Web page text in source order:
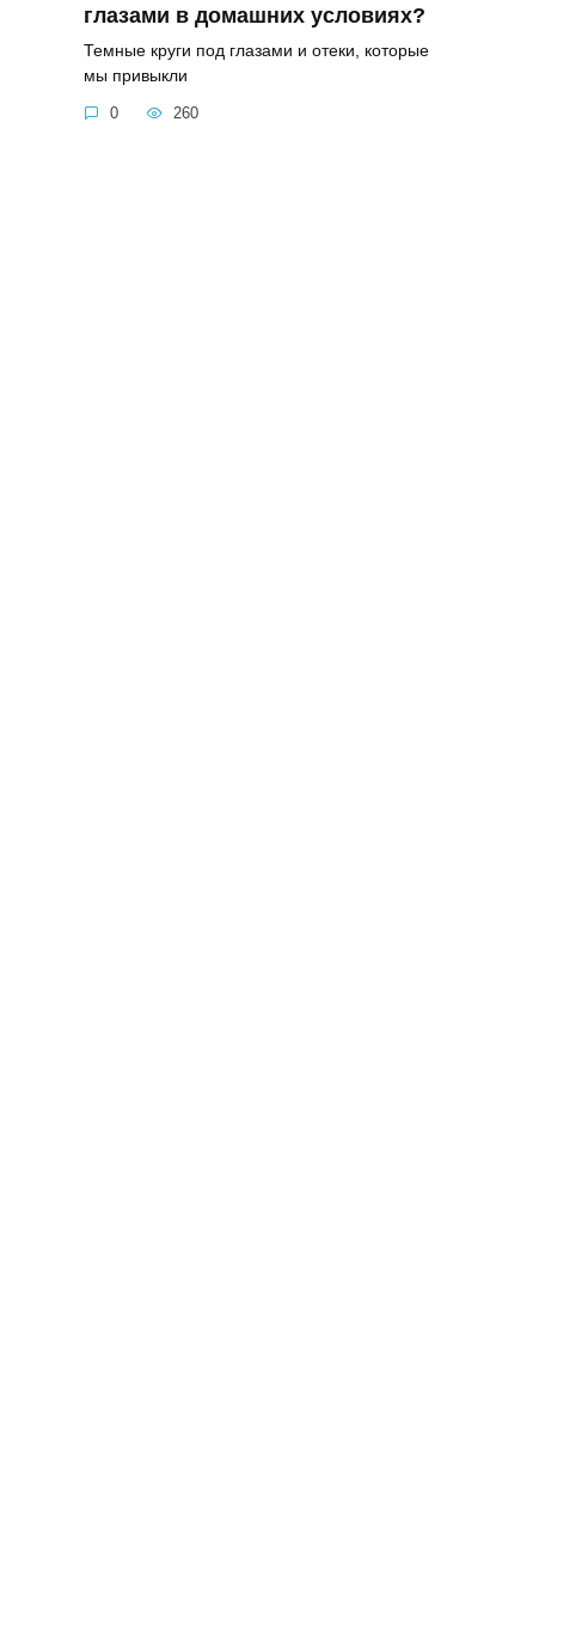
глазами в домашних условиях?
Темные круги под глазами и отеки, которые
мы привыкли
0 260